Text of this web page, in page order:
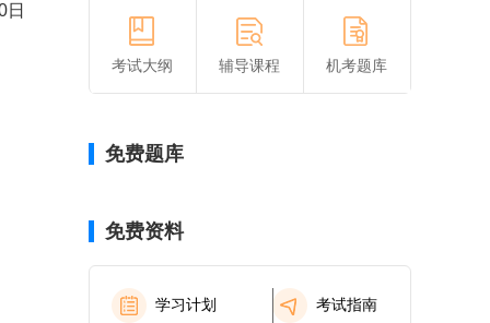
日
考试大纲 辅导课程 机考题库
免费题库
免费资料
学习计划 考试指南